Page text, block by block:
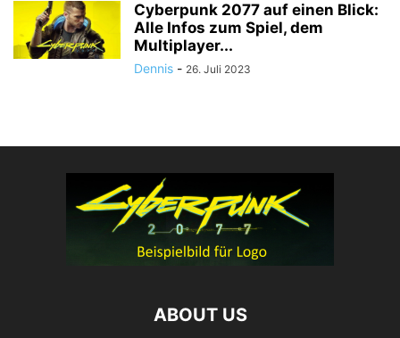
Cyberpunk 2077 auf einen Blick:
Alle Infos zum Spiel, dem
Multiplayer...
Dennis - 26. Juli 2023
ABOUT US